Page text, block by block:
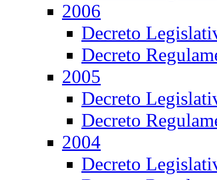
2006
Decreto
Decreto
2005
Decreto
Decreto
2004
Decreto